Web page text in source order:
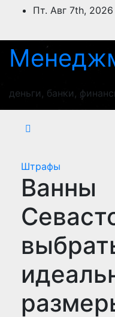
ПерейтиПт. Авг 7th, 2026
деньги, банки,
Штрафы
Ванны